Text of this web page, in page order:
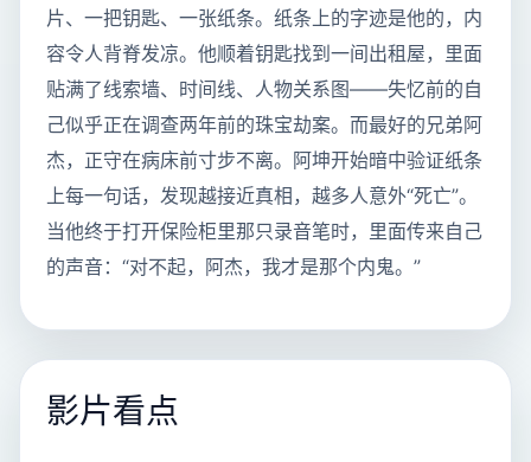
片、一把钥匙、一张纸条。纸条上的字迹是他的，内
容令人背脊发凉。他顺着钥匙找到一间出租屋，里面
贴满了线索墙、时间线、人物关系图——失忆前的自
己似乎正在调查两年前的珠宝劫案。而最好的兄弟阿
杰，正守在病床前寸步不离。阿坤开始暗中验证纸条
上每一句话，发现越接近真相，越多人意外“死亡”。
当他终于打开保险柜里那只录音笔时，里面传来自己
的声音：“对不起，阿杰，我才是那个内鬼。”
影片看点